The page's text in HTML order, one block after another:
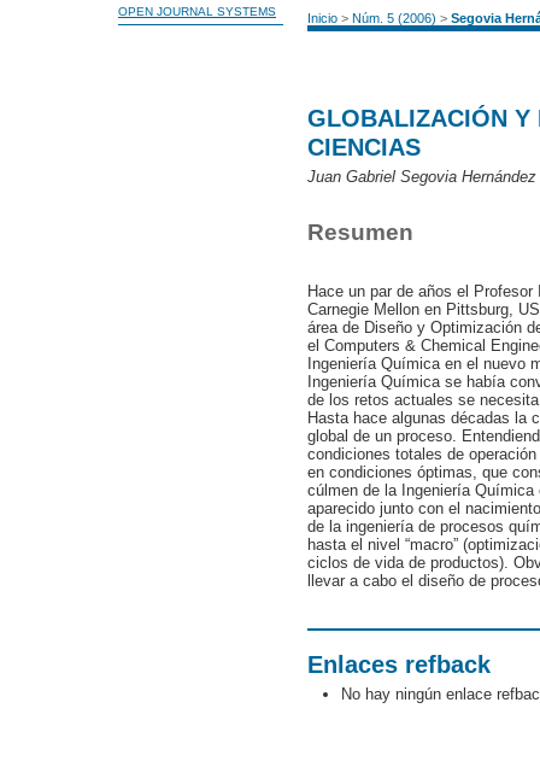
OPEN JOURNAL SYSTEMS Inicio> Núm. 5 (2006) > Segovia
GLOBALIZACIÓN Y
CIENCIAS
Juan Gabriel Segovia Hernández
Resumen
Hace un par de años el
Carnegie Mellon en Pittsburg,
área de Diseño y Optimización
el Computers & Chemical
Ingeniería Química en el nuevo
Ingeniería Química se había
de los retos actuales se
Hasta hace algunas décadas la
global de un proceso.
condiciones totales de
en condiciones óptimas, que
cúlmen de la Ingeniería
aparecido junto con el
de la ingeniería de procesos
hasta el nivel “macro”
ciclos de vida de productos).
llevar a cabo el diseño de
Enlaces refback
No hay ningún enlace